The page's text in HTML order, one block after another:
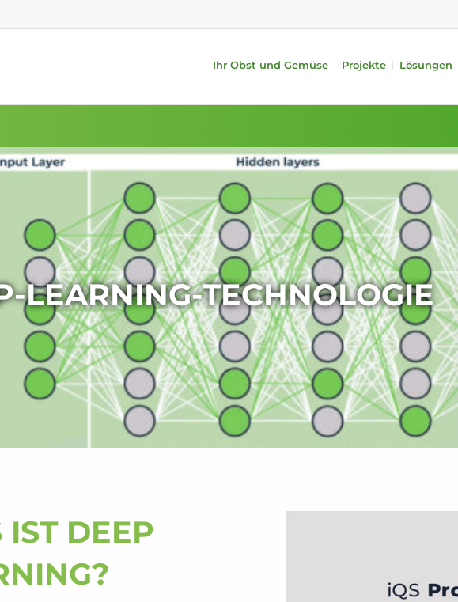
Ihr Obst und Gemüse
Obst
Birnen
Steinobst
Kiwi
Mangos
Gemüse
Auberginen
Avocado
Zucchinis
Projekte Lösungen
Messsysteme
Innere Qualität (iFA)
Maß- und Längensortierung
Gewicht
Krümmung
Zusatzgeräte
Behandlung
Automatic TrayPackr
i-PACKR
SmartPackr
Befüllen
Interner Transport
Datenanalyse
LEARNING-TECHNOLOGIE
DEEP